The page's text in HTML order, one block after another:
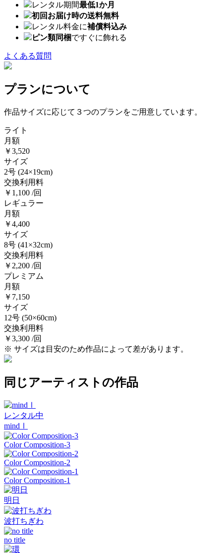
レンタル期間最低1か月
初回お届け時の送料無料
レンタル料金に補償料込み
ピン類同梱ですぐに飾れる
よくある質問
プランについて
作品サイズに応じて３つのプランをご用意しています。
ライト
月額
￥3,520
サイズ
2号 (24×19cm)
交換利用料
￥1,100 /回
レギュラー
月額
￥4,400
サイズ
8号 (41×32cm)
交換利用料
￥2,200 /回
プレミアム
月額
￥7,150
サイズ
12号 (50×60cm)
交換利用料
￥3,300 /回
※ サイズは目安のため作品によって差があります。
同じアーティストの作品
レンタル中
mindⅠ
Color Composition-3
Color Composition-2
Color Composition-1
明日
波打ちぎわ
no title